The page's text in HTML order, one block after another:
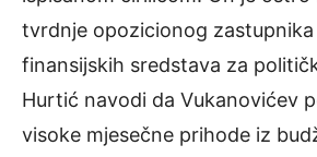
tvrdnje opozicionog
finansijskih sredstava za
Hurtić navodi da Vukanovićev
visoke mjesečne prihode iz